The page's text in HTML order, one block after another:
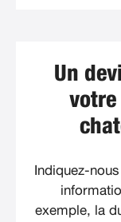
Un
votre
Indiquez-
exemple, la